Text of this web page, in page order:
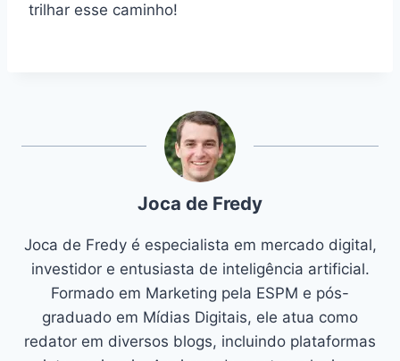
trilhar esse caminho!
Joca de Fredy
Joca de Fredy é especialista em mercado digital,
investidor e entusiasta de inteligência artificial.
Formado em Marketing pela ESPM e pós-
graduado em Mídias Digitais, ele atua como
redator em diversos blogs, incluindo plataformas